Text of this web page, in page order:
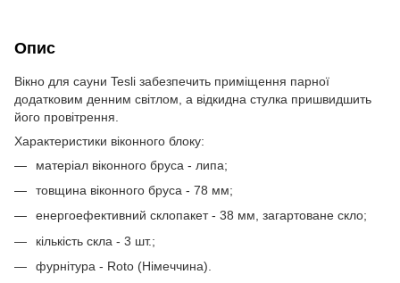
Опис
Вікно для сауни Tesli забезпечить приміщення парної
додатковим денним світлом, а відкидна стулка пришвидшить
його провітрення.
Характеристики віконного блоку:
матеріал віконного бруса - липа;
товщина віконного бруса - 78 мм;
енергоефективний склопакет - 38 мм, загартоване скло;
кількість скла - 3 шт.;
фурнітура - Roto (Німеччина).